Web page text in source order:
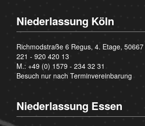
Niederlassung Köln
Richmodstraße 6 Regus, 4. Etage, 50667
221 - 920 420 13
M.: +49 (0) 1579 - 234 32 31
Besuch nur nach Terminvereinbarung
Niederlassung Essen